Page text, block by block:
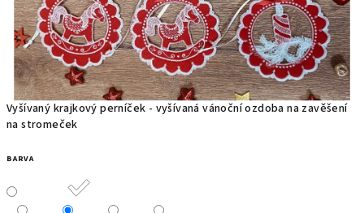
Vyšívaný krajkový perníček - vyšívaná vánoční ozdoba na zavěšení
na stromeček
BARVA